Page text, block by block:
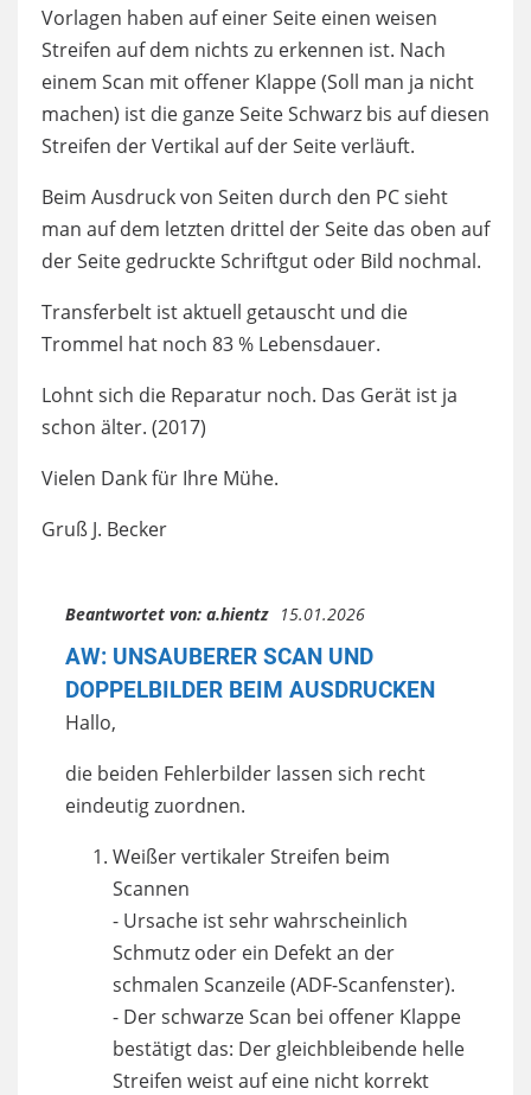
Vorlagen haben auf einer Seite einen weisen
Streifen auf dem nichts zu erkennen ist. Nach
einem Scan mit offener Klappe (Soll man ja nicht
machen) ist die ganze Seite Schwarz bis auf diesen
Streifen der Vertikal auf der Seite verläuft.
Beim Ausdruck von Seiten durch den PC sieht
man auf dem letzten drittel der Seite das oben auf
der Seite gedruckte Schriftgut oder Bild nochmal.
Transferbelt ist aktuell getauscht und die
Trommel hat noch 83 % Lebensdauer.
Lohnt sich die Reparatur noch. Das Gerät ist ja
schon älter. (2017)
Vielen Dank für Ihre Mühe.
Gruß J. Becker
Beantwortet von: a.hientz 15.01.2026
AW: UNSAUBERER SCAN UND
DOPPELBILDER BEIM AUSDRUCKEN
Hallo,
die beiden Fehlerbilder lassen sich recht
eindeutig zuordnen.
Weißer vertikaler Streifen beim
Scannen
- Ursache ist sehr wahrscheinlich
Schmutz oder ein Defekt an der
schmalen Scanzeile (ADF-Scanfenster).
- Der schwarze Scan bei offener Klappe
bestätigt das: Der gleichbleibende helle
Streifen weist auf eine nicht korrekt